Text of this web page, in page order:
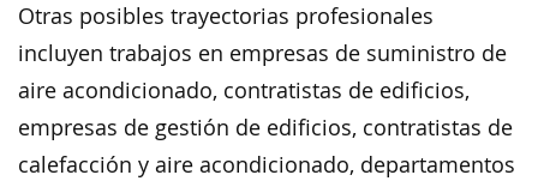
Otras posibles trayectorias profesionales
incluyen trabajos en empresas de suministro de
aire acondicionado, contratistas de edificios,
empresas de gestión de edificios, contratistas de
calefacción y aire acondicionado, departamentos